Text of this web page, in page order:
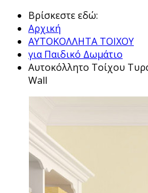
Βρίσκεστε εδώ:
Αρχική
ΑΥΤΟΚΟΛΛΗΤΑ ΤΟΙΧΟΥ
για Παιδικό Δωμάτιο
Αυτοκόλλητο Τοίχου
Wall